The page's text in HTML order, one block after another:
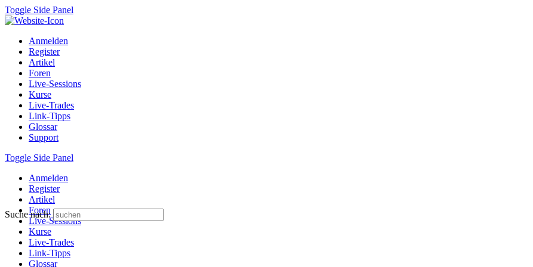
Toggle Side Panel
Anmelden
Register
Artikel
Foren
Live-Sessions
Kurse
Live-Trades
Link-Tipps
Glossar
Support
Toggle Side Panel
Anmelden
Register
Artikel
Foren
Live-Sessions
Kurse
Live-Trades
Link-Tipps
Glossar
Suche nach: